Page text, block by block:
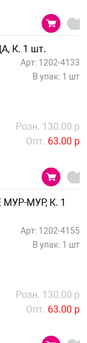
К. 1 шт.
Арт: 1202-4133
В упак: 1 шт
Розн. 130.00 р
Опт. 63.00 р
МУР-МУР, К. 1
Арт: 1202-4155
В упак: 1 шт
Розн. 130.00 р
Опт. 63.00 р